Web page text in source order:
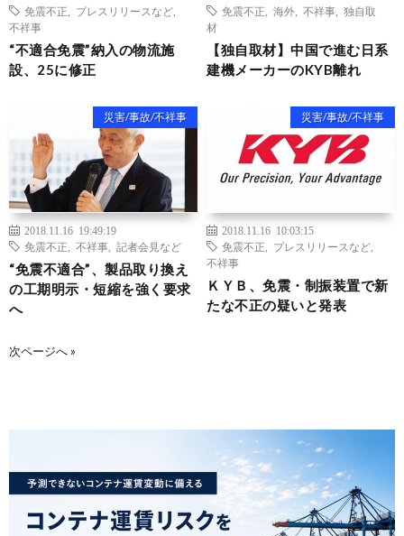
免震不正 プレスリリースなど
不祥事
“不適合免震”納入の物流施
設、25に修正
免震不正 海外 不祥事
独自取
材
【独自取材】中国で進む日系
建機メーカーのKYB離れ
災害/事故/不祥事
2018.11.16 19:49:19
免震不正
不祥事 記者会見など
“免震不適合”、製品取り換え
の工期明示・短縮を強く要求
へ
災害/事故/不祥事
2018.11.16 10:03:15
免震不正
プレスリリースなど
不祥事
ＫＹＢ、免震・制振装置で新
たな不正の疑いと発表
次ページへ »